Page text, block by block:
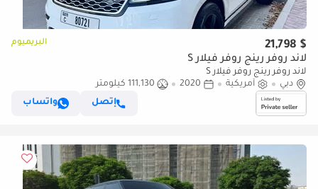
$ 21,798 البريميوم
لاند روفر رينج روفر فيلار S
لاند روفر رينج روفر فيلار S
دبي
أمريكية 2020
111,130 كيلومتر
إتصل
واتساب